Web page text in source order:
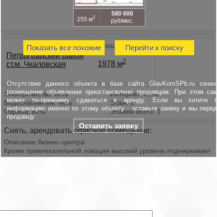
255 м2
580 000
руб/мес.
Показать все похожие Перейти к поиску
Отсутствие данного объекта в базе сайта GlavKomSPb.ru
размещение объявления приостановлено продавцом. При этом
может по-прежнему сдаваться в аренду. Если вы хотите
информацию именно по этому объекту - оставьте заявку и мы
продавцу.
Оставить заявку
Петроградский район
ст.м. Чкаловская
Площадь
1978 м2
Электричество: есть
Водоснабжение: есть
Охрана: есть
Интернет: есть
Этаж: 1
Этажей всего: 1
Снять, арендовать офисное помещение:
Описание бизнес-центра:
Кроме привлекательной локации высокий уровень подчеркивает
история, внешний облик и внутренняя отделка бизнес-центра.
БЦ работает: круглосуточно